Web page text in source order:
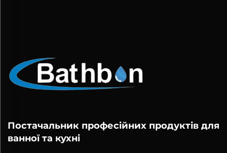
Постачальник професійних продуктів для
ванної та кухні